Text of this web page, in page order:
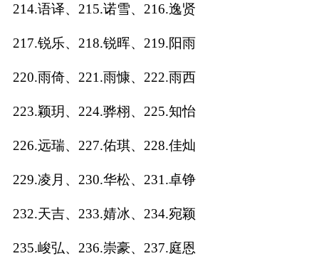
214.语译、215.诺雪、216.逸贤
217.锐乐、218.锐晖、219.阳雨
220.雨倚、221.雨慷、222.雨西
223.颖玥、224.骅栩、225.知怡
226.远瑞、227.佑琪、228.佳灿
229.凌月、230.华松、231.卓铮
232.天吉、233.婧冰、234.宛颖
235.峻弘、236.崇豪、237.庭恩